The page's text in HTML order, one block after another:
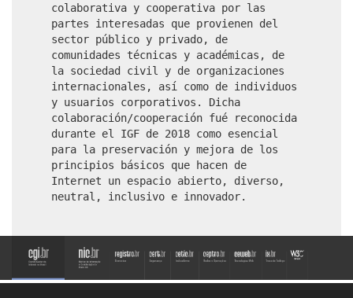
colaborativa y cooperativa por las
partes interesadas que provienen del
sector público y privado, de
comunidades técnicas y académicas, de
la sociedad civil y de organizaciones
internacionales, así como de individuos
y usuarios corporativos. Dicha
colaboración/cooperación fué reconocida
durante el IGF de 2018 como esencial
para la preservación y mejora de los
principios básicos que hacen de
Internet un espacio abierto, diverso,
neutral, inclusivo e innovador.